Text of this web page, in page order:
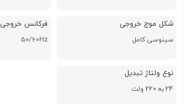
شکل موج خروجی
سینوسی کامل
فرکانس خروجی
50/60Hz
نوع ولتاژ تبدیل
24 به 220 ولت